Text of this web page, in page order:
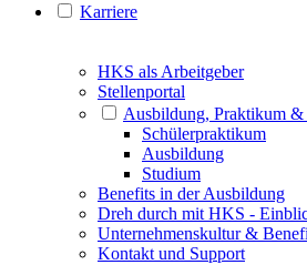
Karriere
HKS als Arbeitgeber
Stellenportal
Ausbildung, Praktikum &
Schülerpraktikum
Ausbildung
Studium
Benefits in der Ausbildung
Dreh durch mit HKS -
Unternehmenskultur &
Kontakt und Support